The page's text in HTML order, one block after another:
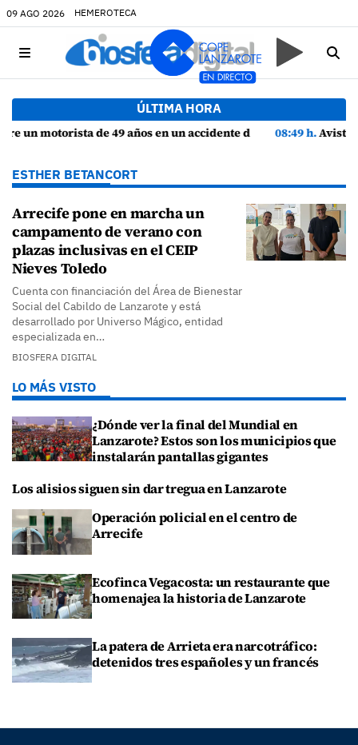
09 AGO 2026 HEMEROTECA
ÚLTIMA HORA
en un accidente de tráfico en Haría
08:49 h.Avistados pollos jóvenes de corredor sahariano y
ESTHER BETANCORT
Arrecife pone en marcha un
campamento de verano con
plazas inclusivas en el CEIP
Nieves Toledo
Cuenta con financiación del Área de Bienestar
Social del Cabildo de Lanzarote y está
desarrollado por Universo Mágico, entidad
especializada en…
BIOSFERA DIGITAL
LO MÁS VISTO
¿Dónde ver la final del Mundial en
Lanzarote? Estos son los municipios que
instalarán pantallas gigantes
Los alisios siguen sin dar tregua en Lanzarote
Operación policial en el centro de
Arrecife
Ecofinca Vegacosta: un restaurante que
homenajea la historia de Lanzarote
La patera de Arrieta era narcotráfico:
detenidos tres españoles y un francés